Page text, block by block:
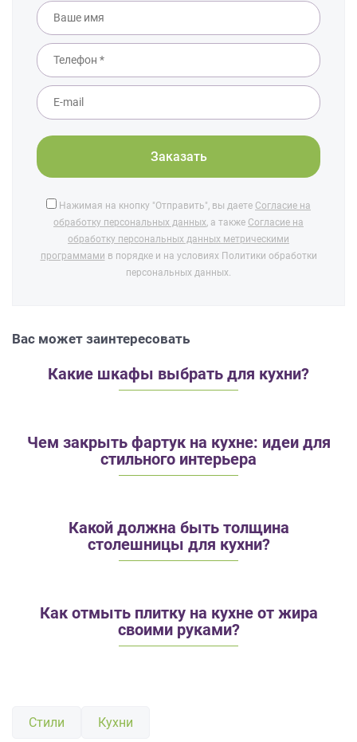
Нажимая на кнопку "Отправить", вы даете Согласие на
обработку персональных данных , а также Согласие на
обработку персональных данных метрическими
программами в порядке и на условиях Политики обработки
персональных данных.
Вас может заинтересовать
Какие шкафы выбрать для кухни?
Чем закрыть фартук на кухне: идеи для
стильного интерьера
Какой должна быть толщина
столешницы для кухни?
Как отмыть плитку на кухне от жира
своими руками?
Стили Кухни